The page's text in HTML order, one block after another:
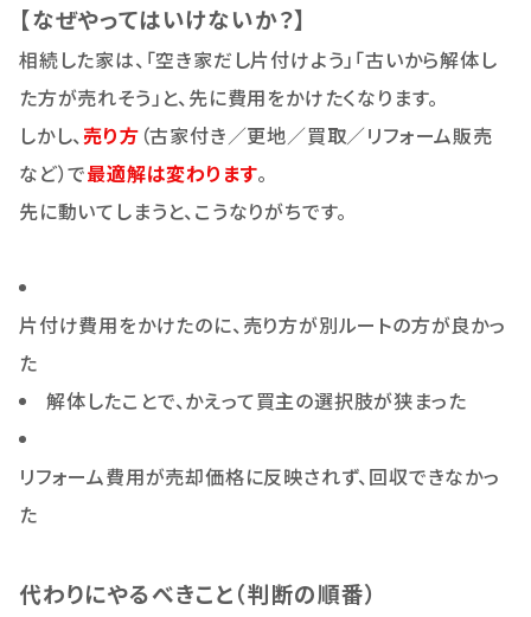
【なぜやってはいけないか？】
相続した家は、「空き家だし片付けよう」「古いから解体し
た方が売れそう」と、先に費用をかけたくなります。
しかし、売り方 （古家付き／更地／買取／リフォーム販売
など）で最適解は変わります。
先に動いてしまうと、こうなりがちです。
片付け費用をかけたのに、売り方が別ルートの方が良かっ
た
解体したことで、かえって買主の選択肢が狭まった
リフォーム費用が売却価格に反映されず、回収できなかっ
た
代わりにやるべきこと（判断の順番）